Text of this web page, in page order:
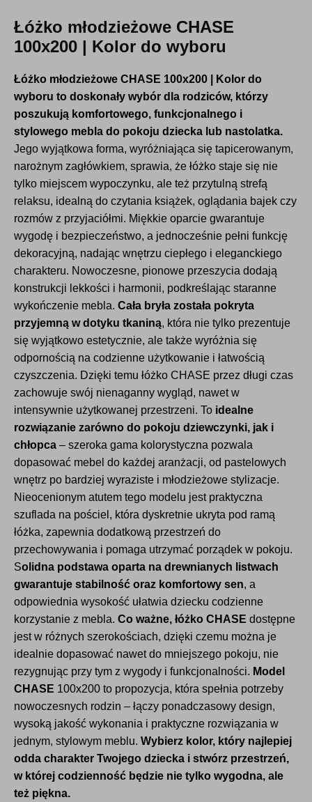
Łóżko młodzieżowe CHASE
100x200 | Kolor do wyboru
Łóżko młodzieżowe CHASE 100x200 | Kolor do
wyboru to doskonały wybór dla rodziców, którzy
poszukują komfortowego, funkcjonalnego i
stylowego mebla do pokoju dziecka lub nastolatka.
Jego wyjątkowa forma, wyróżniająca się tapicerowanym,
narożnym zagłówkiem, sprawia, że łóżko staje się nie
tylko miejscem wypoczynku, ale też przytulną strefą
relaksu, idealną do czytania książek, oglądania bajek czy
rozmów z przyjaciółmi. Miękkie oparcie gwarantuje
wygodę i bezpieczeństwo, a jednocześnie pełni funkcję
dekoracyjną, nadając wnętrzu ciepłego i eleganckiego
charakteru. Nowoczesne, pionowe przeszycia dodają
konstrukcji lekkości i harmonii, podkreślając staranne
wykończenie mebla. Cała bryła została pokryta
przyjemną w dotyku tkaniną, która nie tylko prezentuje
się wyjątkowo estetycznie, ale także wyróżnia się
odpornością na codzienne użytkowanie i łatwością
czyszczenia. Dzięki temu łóżko CHASE przez długi czas
zachowuje swój nienaganny wygląd, nawet w
intensywnie użytkowanej przestrzeni. To idealne
rozwiązanie zarówno do pokoju dziewczynki, jak i
chłopca – szeroka gama kolorystyczna pozwala
dopasować mebel do każdej aranżacji, od pastelowych
wnętrz po bardziej wyraziste i młodzieżowe stylizacje.
Nieocenionym atutem tego modelu jest praktyczna
szuflada na pościel, która dyskretnie ukryta pod ramą
łóżka, zapewnia dodatkową przestrzeń do
przechowywania i pomaga utrzymać porządek w pokoju.
Solidna podstawa oparta na drewnianych listwach
gwarantuje stabilność oraz komfortowy sen, a
odpowiednia wysokość ułatwia dziecku codzienne
korzystanie z mebla. Co ważne, łóżko CHASE dostępne
jest w różnych szerokościach, dzięki czemu można je
idealnie dopasować nawet do mniejszego pokoju, nie
rezygnując przy tym z wygody i funkcjonalności. Model
CHASE 100x200 to propozycja, która spełnia potrzeby
nowoczesnych rodzin – łączy ponadczasowy design,
wysoką jakość wykonania i praktyczne rozwiązania w
jednym, stylowym meblu. Wybierz kolor, który najlepiej
odda charakter Twojego dziecka i stwórz przestrzeń,
w której codzienność będzie nie tylko wygodna, ale
też piękna.